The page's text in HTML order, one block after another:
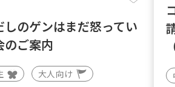
しのゲンはまだ怒ってい
のご案内
大人向け